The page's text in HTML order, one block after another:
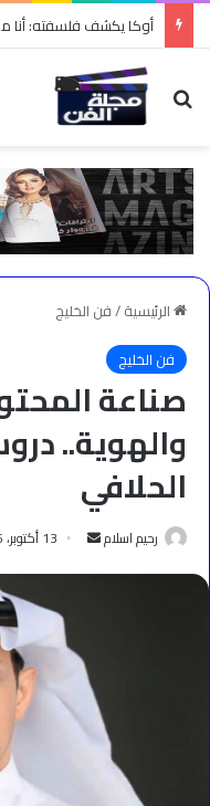
أوكا يكشف فلسفته: أنا
بحث عن
الرئيسية/فن الخليج
فن الخليج
صناعة
والهوية..
الحلافي
رحيم اسلام
أرسل 13 أكتوبر، 2025